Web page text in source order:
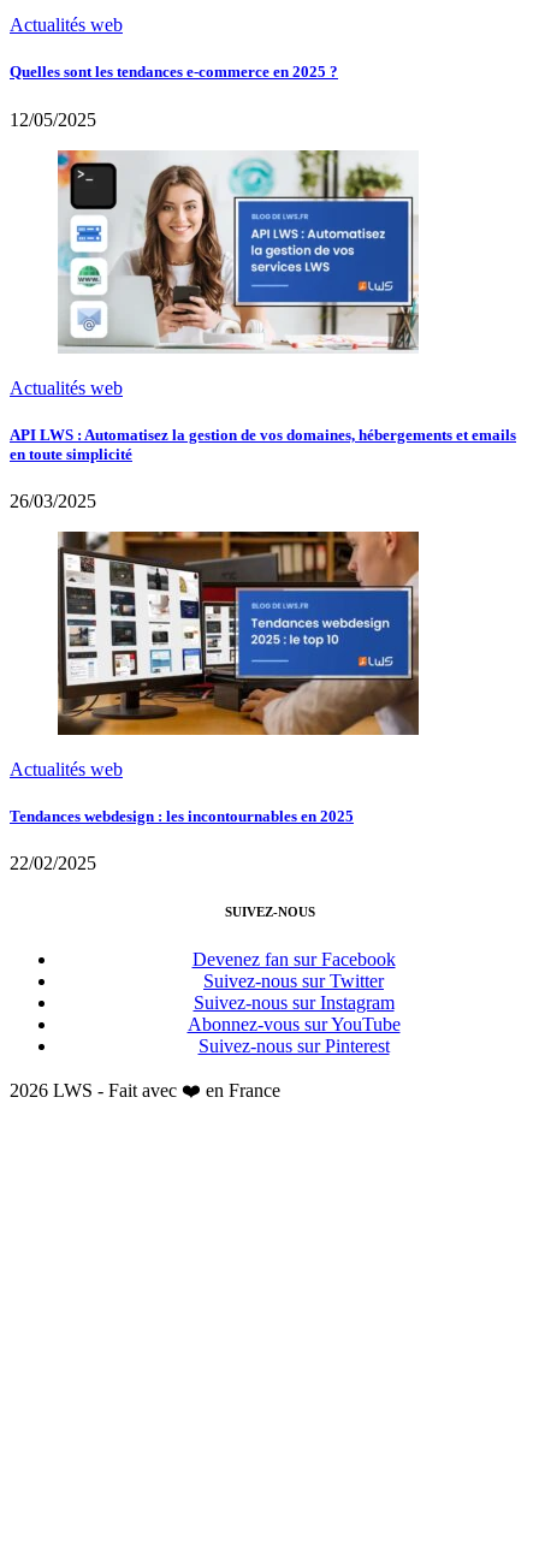
Actualités web
Quelles sont les tendances e-commerce en 2025 ?
12/05/2025
Actualités web
API LWS : Automatisez la gestion de vos domaines, hébergements et emails
en toute simplicité
26/03/2025
Actualités web
Tendances webdesign : les incontournables en 2025
22/02/2025
SUIVEZ-NOUS
Devenez fan sur Facebook
Suivez-nous sur Twitter
Suivez-nous sur Instagram
Abonnez-vous sur YouTube
Suivez-nous sur Pinterest
2026 LWS - Fait avec ❤️ en France